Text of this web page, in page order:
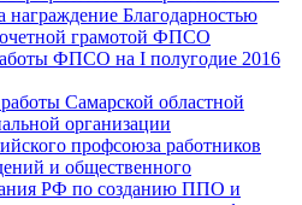
награждение Благодарностью
грамотой ФПСО
ФПСО на I полугодие 2016
Самарской областной
организации
профсоюза работников
и общественного
РФ по созданию ППО и